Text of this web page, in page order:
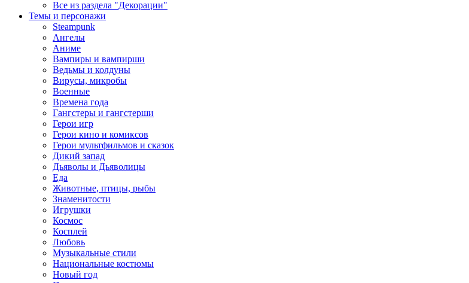
Все из раздела "Декорации"
Темы и персонажи
Steampunk
Ангелы
Аниме
Вампиры и вампирши
Ведьмы и колдуны
Вирусы, микробы
Военные
Времена года
Гангстеры и гангстерши
Герои игр
Герои кино и комиксов
Герои мультфильмов и сказок
Дикий запад
Дьяволы и Дьяволицы
Еда
Животные, птицы, рыбы
Знаменитости
Игрушки
Космос
Косплей
Любовь
Музыкальные стили
Национальные костюмы
Новый год